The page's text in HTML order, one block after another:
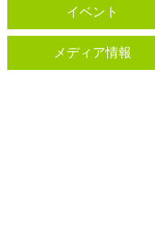
イベント
メディア情報